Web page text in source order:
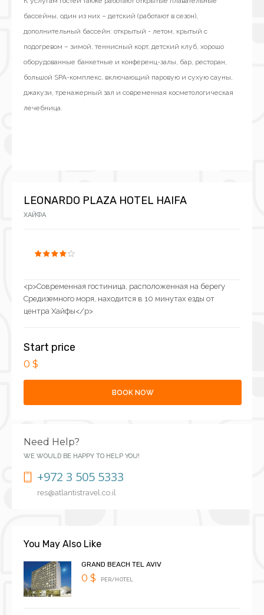
бассейны, один из них – детский (работают в сезон),
дополнительный бассейн: открытый - летом, крытый с
подогревом – зимой, теннисный корт, детский клуб, хорошо
оборудованные банкетные и конференц-залы, бар, ресторан,
большой SPA-комплекс, включающий паровую и сухую сауны,
джакузи, тренажерный зал и современная косметологическая
лечебница.
LEONARDO PLAZA HOTEL HAIFA
ХАЙФА
<p>Современная гостиница, расположенная на берегу
Средиземного моря, находится в 10 минутах езды от
центра Хайфы</p>
Start price
0 $
BOOK NOW
Need Help?
WE WOULD BE HAPPY TO HELP YOU!
+972 3 505 5333
res@atlantistravel.co.il
You May Also Like
GRAND BEACH TEL AVIV
0 $ PER/HOTEL